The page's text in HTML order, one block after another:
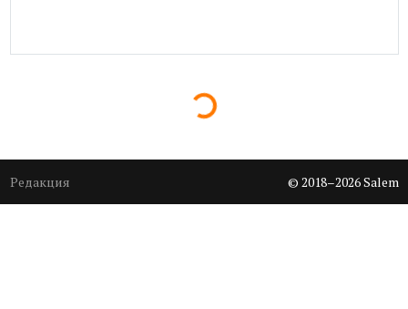
Loading...
Редакция © 2018–2026 Salem